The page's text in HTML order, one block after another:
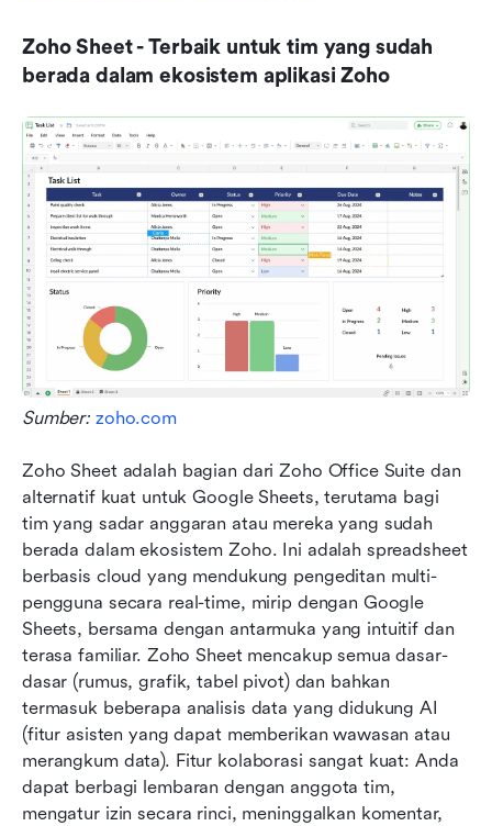
Zoho Sheet - Terbaik untuk tim yang sudah
berada dalam ekosistem aplikasi Zoho
Sumber: zoho.com
Zoho Sheet adalah bagian dari Zoho Office Suite dan
alternatif kuat untuk Google Sheets, terutama bagi
tim yang sadar anggaran atau mereka yang sudah
berada dalam ekosistem Zoho. Ini adalah spreadsheet
berbasis cloud yang mendukung pengeditan multi-
pengguna secara real-time, mirip dengan Google
Sheets, bersama dengan antarmuka yang intuitif dan
terasa familiar. Zoho Sheet mencakup semua dasar-
dasar (rumus, grafik, tabel pivot) dan bahkan
termasuk beberapa analisis data yang didukung AI
(fitur asisten yang dapat memberikan wawasan atau
merangkum data). Fitur kolaborasi sangat kuat: Anda
dapat berbagi lembaran dengan anggota tim,
mengatur izin secara rinci, meninggalkan komentar,